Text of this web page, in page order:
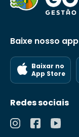
Baixe nosso app
Baixar no
App Store
Redes sociais